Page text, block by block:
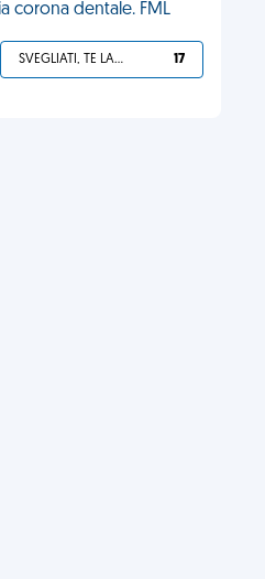
corona dentale. FML
SVEGLIATI, TE LA SEI CERCATA! 17